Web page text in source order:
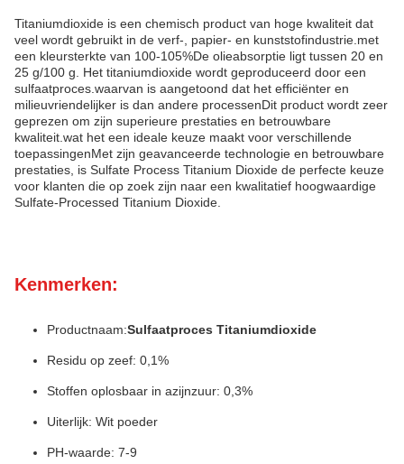
Titaniumdioxide is een chemisch product van hoge kwaliteit dat
veel wordt gebruikt in de verf-, papier- en kunststofindustrie.met
een kleursterkte van 100-105%De olieabsorptie ligt tussen 20 en
25 g/100 g. Het titaniumdioxide wordt geproduceerd door een
sulfaatproces.waarvan is aangetoond dat het efficiënter en
milieuvriendelijker is dan andere processenDit product wordt zeer
geprezen om zijn superieure prestaties en betrouwbare
kwaliteit.wat het een ideale keuze maakt voor verschillende
toepassingenMet zijn geavanceerde technologie en betrouwbare
prestaties, is Sulfate Process Titanium Dioxide de perfecte keuze
voor klanten die op zoek zijn naar een kwalitatief hoogwaardige
Sulfate-Processed Titanium Dioxide.
Kenmerken:
Productnaam:Sulfaatproces Titaniumdioxide
Residu op zeef: 0,1%
Stoffen oplosbaar in azijnzuur: 0,3%
Uiterlijk: Wit poeder
PH-waarde: 7-9